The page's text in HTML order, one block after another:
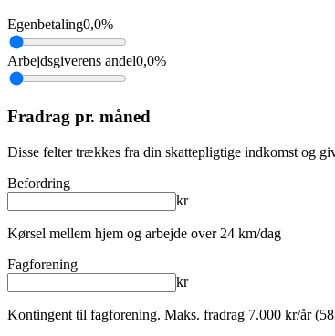
Egenbetaling0,0%
Arbejdsgiverens andel0,0%
Fradrag pr. måned
Disse felter trækkes fra din skattepligtige indkomst og
Befordring
kr
Kørsel mellem hjem og arbejde over 24 km/dag
Fagforening
kr
Kontingent til fagforening. Maks. fradrag 7.000 kr/år